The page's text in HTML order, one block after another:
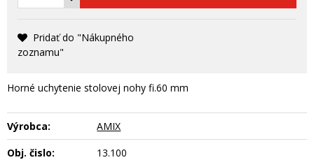
Pridať do "Nákupného
zoznamu"
Horné uchytenie stolovej nohy fi.60 mm
Výrobca:
AMIX
Obj. čislo:
13.100